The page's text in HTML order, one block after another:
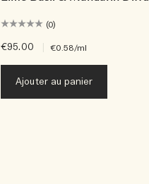
(0)
€95.00 €0.58/ml
Ajouter au panier